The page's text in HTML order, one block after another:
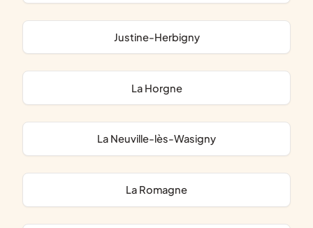
Justine-Herbigny
La Horgne
La Neuville-lès-Wasigny
La Romagne